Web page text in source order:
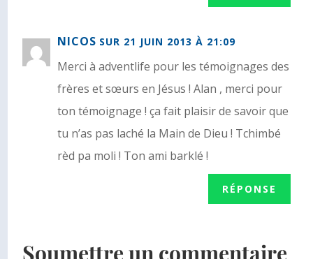
NICOS SUR 21 JUIN 2013 À 21:09
Merci à adventlife pour les témoignages des
frères et sœurs en Jésus ! Alan , merci pour
ton témoignage ! ça fait plaisir de savoir que
tu n’as pas laché la Main de Dieu ! Tchimbé
rèd pa moli ! Ton ami barklé !
RÉPONSE
Soumettre un commentaire